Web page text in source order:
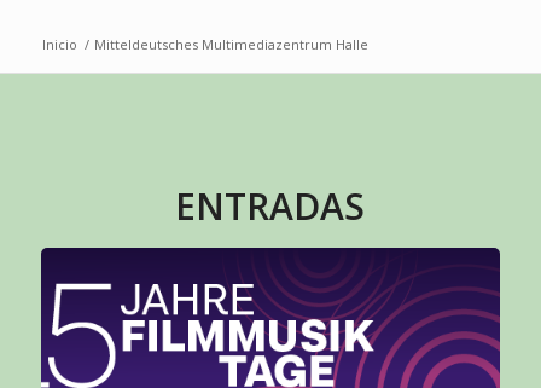
Inicio / Mitteldeutsches Multimediazentrum Halle
ENTRADAS